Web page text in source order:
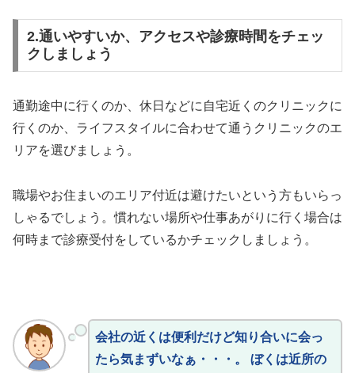
2.通いやすいか、アクセスや診療時間をチェッ
クしましょう
通勤途中に行くのか、休日などに自宅近くのクリニックに
行くのか、ライフスタイルに合わせて通うクリニックのエ
リアを選びましょう。
職場やお住まいのエリア付近は避けたいという方もいらっ
しゃるでしょう。慣れない場所や仕事あがりに行く場合は
何時まで診療受付をしているかチェックしましょう。
会社の近くは便利だけど知り合いに会っ
たら気まずいなぁ・・・。 ぼくは近所の